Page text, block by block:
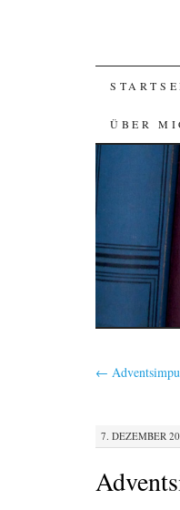
SKIP
TO
ÜBER
←
7. DEZEMBER